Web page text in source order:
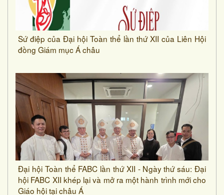
Sứ điệp của Đại hội Toàn thể lần thứ XII của Liên Hội
đồng Giám mục Á châu
Đại hội Toàn thể FABC lần thứ XII - Ngày thứ sáu: Đại
hội FABC XII khép lại và mở ra một hành trình mới cho
Giáo hội tại châu Á